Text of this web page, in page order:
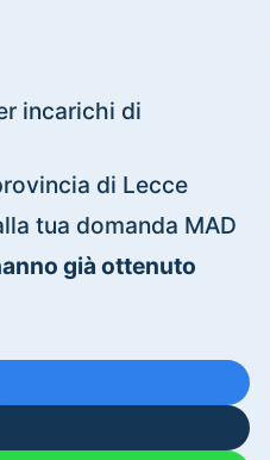
incarichi di
di Lecce
tua domanda MAD
già ottenuto